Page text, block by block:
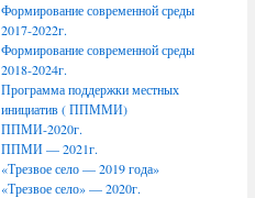
Формирование современной среды
2017-2022г.
Формирование современной среды
2018-2024г.
Программа поддержки местных
инициатив ( ППММИ)
ППМИ-2020г.
ППМИ — 2021г.
«Трезвое село — 2019 года»
«Трезвое село» — 2020г.